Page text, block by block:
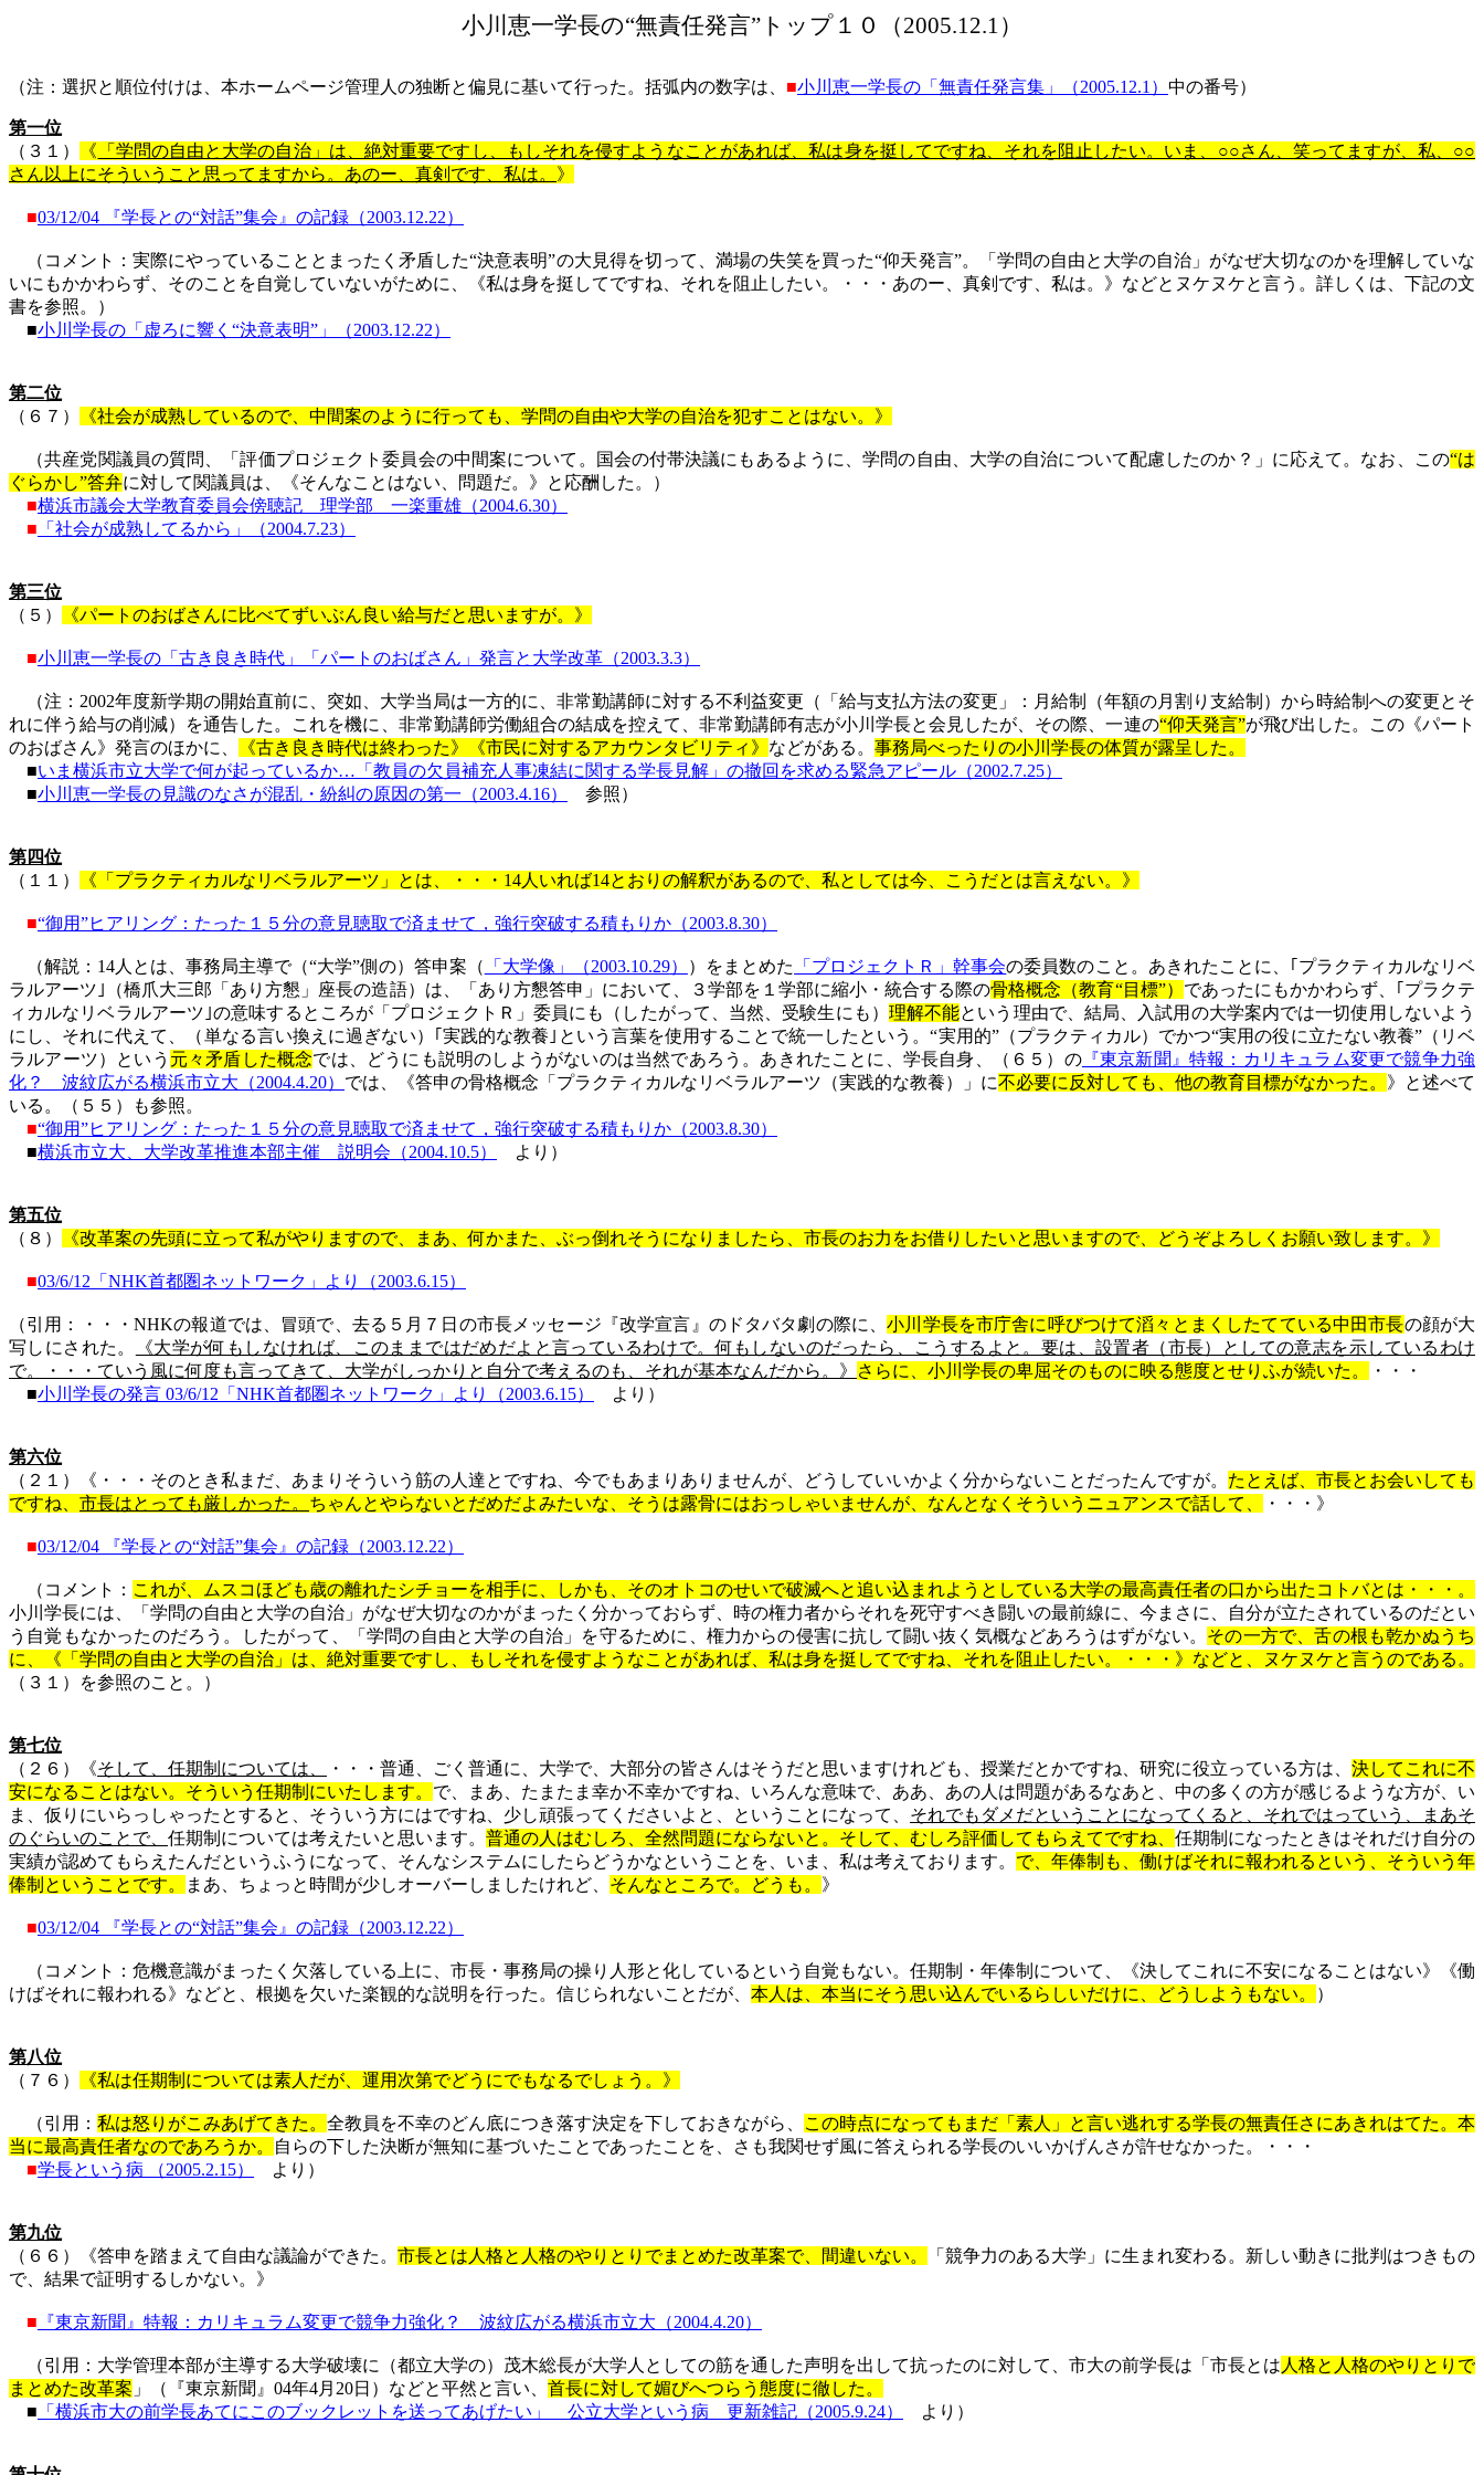
小川恵一学長の“無責任発言”トップ１０（2005.12.1）
（注：選択と順位付けは、本ホームページ管理人の独断と偏見に基いて行った。括弧内の数字は、 ■小川恵一学長の「無責任発言集」（2005.12.1） 中の番号）
第一位
（３１）
《 「学問の自由と大学の自治」は、絶対重要ですし、もしそれを侵すようなことがあれば、私は身を挺してですね、それを阻止したい。いま、○○さん、笑ってますが、私、○○
さん以上にそういうこと 思ってますから 。あのー、真剣です、私は。 》
■03/12/04 『学長との“対話”集会』の記録（2003.12.22）
（コメント：実際にやっていることとまったく矛盾した“決意表明”の大見得を切って、満場の失笑を買った“仰天発言”。「学問の自由と大学の自治」がなぜ大切なのかを理解していな
いにもかかわらず、そのことを自覚していないがために、《私は身を挺してですね、それを阻止したい。・・・あのー、真剣です、私は。》などとヌケヌケと言う。詳しくは、下記の文
書を参照。）
■小川学長の「虚ろに響く“決意表明”」（2003.12.22）
第二位
（６７）
《社会が成熟しているので、中間案のように行っても、学問の自由や大学の自治を犯すことはない。》
（共産党関議員の質問、「評価プロジェクト委員会の中間案について。国会の付帯決議にもあるように、学問の自由、大学の自治について配慮したのか？」に応えて。なお、この“は
ぐらかし”答弁に対して関議員は、《そんなことはない、問題だ。》と応酬した。）
■横浜市議会大学教育委員会傍聴記 理学部 一楽重雄（2004.6.30）
■ 「社会が成熟してるから 」（2004.7.23）
第三位
（５）
《パートのおばさんに比べてずいぶん良い給与だと思いますが。》
■小川恵一学長の「古き良き時代」「パートのおばさん」発言と大学改革（2003.3.3）
（注： 2002年度新学期の開始直前に、突如、大学当局は一方的に、非常勤講師に対する不利益変更（「給与支払方法の変更」：月給制（年額の月割り支給制）から時給制への変更とそ
れに伴う給与の削減）を通告した。これを機に、非常勤講師労働組合の結成を控えて、非常勤講師有志が小川学長と会見したが、その際、一連の“仰天発言”が飛び出した。この《パート
のおばさん》発言のほかに、
《古き良き時代は終わった》《市民に対するアカウンタビリティ》 などがある。 事務局べったりの小川学長の体質が露呈した。
■いま横浜市立大学で何が起っているか…「教員の欠員補充人事凍結に関する学長見解」の撤回を求める緊急アピール（2002.7.25）
■小川恵一学長の見識のなさが混乱・紛糾の原因の第一（2003.4.16） 参照）
第四位
（１１）
《「プラクティカルなリベラルアーツ」とは、・・・ 14人いれば14とおりの解釈があるので、私としては今、こうだとは言えない。》
■“御用”ヒアリング：たった１５分の意見聴取で済ませて，強行突破する積もりか（2003.8.30）
（解説： 14人とは、事務局主導で（“大学”側の）答申案（ 「大学像」（2003.10.29） ）をまとめた 「プロジェクトＲ」幹事会の委員数のこと。あきれたことに、｢プラクティカルなリベ
ラルアーツ｣（橋爪大三郎「あり方懇」座長の造語）は、「あり方懇答申」において、３学部を１学部に縮小・統合する際の骨格概念（教育“目標”） であったにもかかわらず、｢プラクテ
ィカルなリベラルアーツ｣の意味するところが「プロジェクトＲ」委員にも（したがって、当然、受験生にも） 理解不能という理由で、結局、入試用の大学案内では一切使用しないよう
にし、それに代えて、（単なる言い換えに過ぎない）｢実践的な教養｣という言葉を使用することで統一したという。“実用的”（プラクティカル）でかつ“実用の役に立たない教養”（リベ
ラルアーツ）という 元々矛盾した概念では、どうにも説明のしようがないのは当然であろう。あきれたことに、学長自身、（６５）の『東京新聞』特報：カリキュラム変更で競争力強
化？ 波紋広がる横浜市立大（2004.4.20） では、《答申の骨格概念「プラクティカルなリベラルアーツ（実践的な教養）」に不必要に反対しても、他の教育目標がなかった。 》と述べて
いる。（５５）も参照。
■“御用”ヒアリング：たった１５分の意見聴取で済ませて，強行突破する積もりか（2003.8.30）
■横浜市立大、大学改革推進本部主催 説明会（2004.10.5） より）
第五位
（８）
《改革案の先頭に立って私がやりますので、まあ、何かまた、ぶっ倒れそうになりましたら、市長のお力をお借りしたいと思いますので、どうぞよろしくお願い致します。》
■03/6/12 「 NHK首都圏ネットワーク」より（2003.6.15）
（引用：・・・NHKの報道では、冒頭で、去る５月７日の市長メッセージ『改学宣言』のドタバタ劇の際に、小川学長を市庁舎に呼びつけて滔々とまくしたてている中田市長の顔が大
写しにされた。
《大学が何もしなければ、このままではだめだよと言っているわけで。何もしないのだったら、こうするよと。要は、設置者（市長）としての意志を示しているわけ
で。・・・ ていう風に何度も言ってきて、大学がしっかりと自分で考えるのも、それが基本なんだから。》 さらに、小川学長の卑屈そのものに映る態度とせりふが続いた。
・・・
■小川学長の発言 03/6/12「NHK首都圏ネットワーク」より（2003.6.15） より）
第六位
（２１）《・・・そのとき私まだ、あまりそういう筋の人達とですね、今でもあまりありませんが、どうしていいかよく分からないことだった んですが。 たとえば、市長とお会いしても
ですね、 市長はとっても厳しかった。 ちゃんとやらないと だめだよみたいな、そうは露骨にはおっしゃいませんが、なんとなくそういうニュアンスで話して、 ・・・》
■03/12/04 『学長との“対話”集会』の記録（2003.12.22）
（コメント： これが、ムスコほども歳の離れたシチョーを相手に、しかも、そのオトコのせいで破滅へと追い込まれようとしている大学の最高責任者の口から出たコトバとは・・・。
小川学長には、「学問の自由と大学の自治」がなぜ大切なのかがまったく分かっておらず、時の権力者からそれを死守すべき闘いの最前線に、今まさに、自分が立たされているのだとい
う自覚もなかったのだろう。したがって、「学問の自由と大学の自治」を守るために、権力からの侵害に抗して闘い抜く気概などあろうはずがない。 その一方で、舌の根も乾かぬうち
に、《「学問の自由と大学の自治」は、絶対重要ですし、もしそれを侵すようなことがあれば、私は身を挺してですね、それを阻止したい。・・・》などと、ヌケヌケと言うのである。
（３１）を参照のこと。）
第七位
（２６）《そして、任期制については、 ・・・普通、ごく普通に、大学で、大部分の皆さんはそうだと思いますけれども、授業だとかですね、研究に役立っている方は、 決してこれに不
安になることはない。そういう任期制にいたします。 で、まあ、たまたま幸か不幸かですね、いろんな意味で、ああ、あの人は問題があるなあと、中の多くの方が感じるような方が、い
ま、 仮りにいらっしゃったとすると、そういう方にはですね、少し頑張ってくださいよと、ということになって、 それでもダメだということになってくると、それではっていう、まあそ
のぐらいのことで、 任期制については考えたいと思います。 普通の人はむしろ、全然問題にならないと。そして、むしろ評価してもらえてですね、 任期制になったときはそれだけ自分の
実績が認めてもらえた んだというふうになって、そんなシステムにしたらどうかなということを、いま、私は考えております。 で、年俸制も、働けばそれに報われるという、そういう年
俸制ということです。
まあ、ちょっと時間が少しオーバーしましたけれど、 そんなところで。どうも。 》
■03/12/04 『学長との“対話”集会』の記録（2003.12.22）
（コメント：危機意識がまったく欠落している上に、市長・事務局の操り人形と化しているという自覚もない。任期制・年俸制について、《決してこれに不安になることはない》《働
けばそれに報われる》などと、根拠を欠いた楽観的な説明を行った。信じられないことだが、 本人は、本当にそう思い込んでいるらしいだけに、どうしようもない。 ）
第八位
（７６）
《私は任期制については素人だが、運用次第でどうにでもなるでしょう。》
（引用： 私は怒りがこみあげてきた。 全教員を不幸のどん底につき落す決定を下しておきながら、
この時点になってもまだ「素人」と言い逃れする学長の無責任さにあきれはてた。本
当に最高責任者なのであろうか。
自らの下した決断が無知に基づいたことであったことを、さも我関せず風に答えられる学長のいいかげんさが許せなかった。・・・
■学長という病 （2005.2.15） より）
第九位
（６６）《答申を踏まえて自由な議論ができた。 市長とは人格と人格のやりとりでまとめた改革案で、間違いない。
「競争力のある大学」に生まれ変わる。新しい動きに批判はつきもの
で、結果で証明するしかない。》
■ 『東京新聞』特報：カリキュラム変更で競争力強化？ 波紋広がる横浜市立大（2004.4.20）
（引用：大学管理本部が主導する大学破壊に（都立大学の）茂木総長が大学人としての筋を通した声明を出して抗ったのに対して、市大の前学長は「市長とは 人格と人格のやりとりで
まとめた改革案 」（『東京新聞』 04年4月 20日）などと平然と言い、 首長に対して媚びへつらう態度に徹した。
■ 「横浜市大の前学長あてにこのブックレットを送ってあげたい」 公立大学という病 更新雑記（2005.9.24） より）